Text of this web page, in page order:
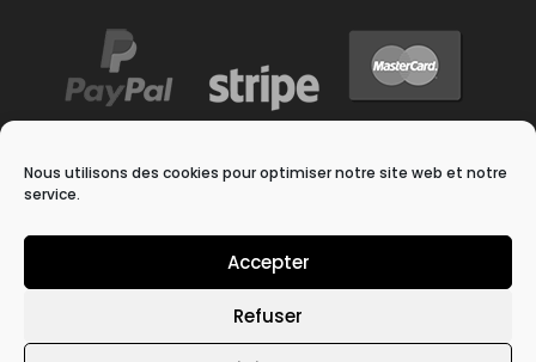
Nous utilisons des cookies pour optimiser notre site web et notre
service.
Accepter
Refuser